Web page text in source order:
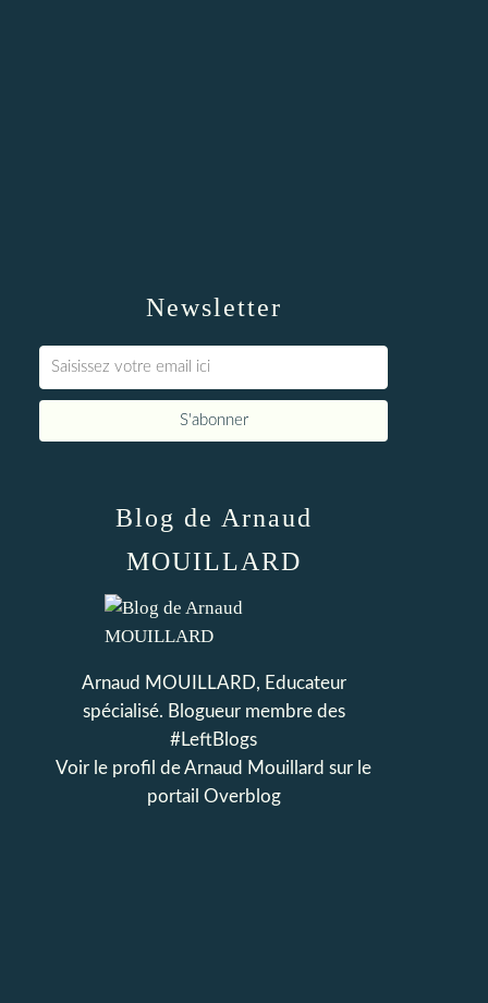
Newsletter
Blog de Arnaud
MOUILLARD
Arnaud MOUILLARD, Educateur
spécialisé. Blogueur membre des
#LeftBlogs
Voir le profil deArnaud Mouillard sur le
portail Overblog